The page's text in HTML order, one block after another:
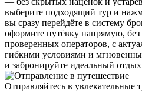
выберите подходящий тур и
вы сразу перейдёте в систему
оформите путёвку напрямую,
проверенных операторов, с
гибкими условиями и
и забронируйте идеальный
Отправляйтесь в увлекательные